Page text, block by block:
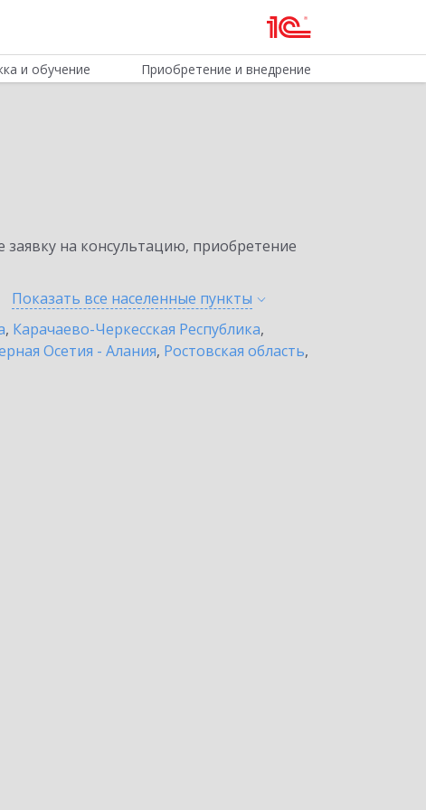
и обучение Приобретение и внедрение
на консультацию, приобретение
Показать все населенные пункты
, Карачаево-Черкесская Республика,
Осетия - Алания, Ростовская область,